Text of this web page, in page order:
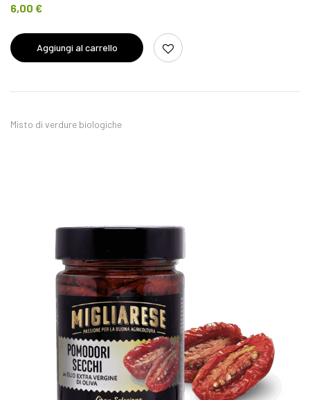
6,00 €
Aggiungi al carrello
Misto di verdure biologiche